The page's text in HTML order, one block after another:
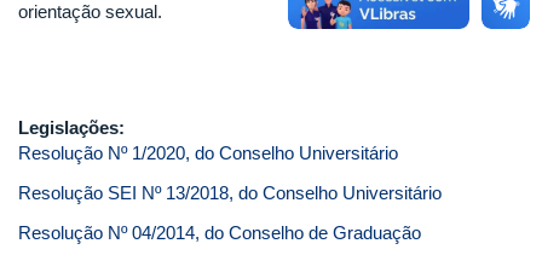
orientação sexual.
Legislações:
Resolução Nº 1/2020, do Conselho Universitário
Resolução SEI Nº 13/2018, do Conselho Universitário
Resolução Nº 04/2014, do Conselho de Graduação